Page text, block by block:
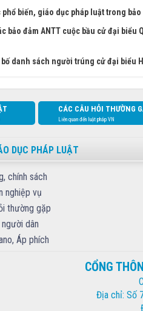
biến, giáo dục pháp luật trong
bảo đảm ANTT cuộc bầu cử đại biểu
danh sách người trúng cử đại biểu
CÁC CÂU HỎI THƯỜNG
Liên quan đến luật pháp VN
DỤC PHÁP LUẬT
chính sách
nghiệp vụ
thường gặp
dân
Áp phích
CỔNG
Địa chỉ: Số